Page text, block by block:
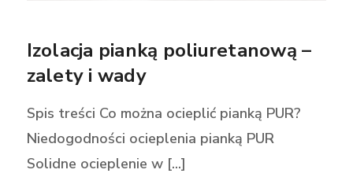
Izolacja pianką poliuretanową –
zalety i wady
Spis treści Co można ocieplić pianką PUR?
Niedogodności ocieplenia pianką PUR
Solidne ocieplenie w [...]